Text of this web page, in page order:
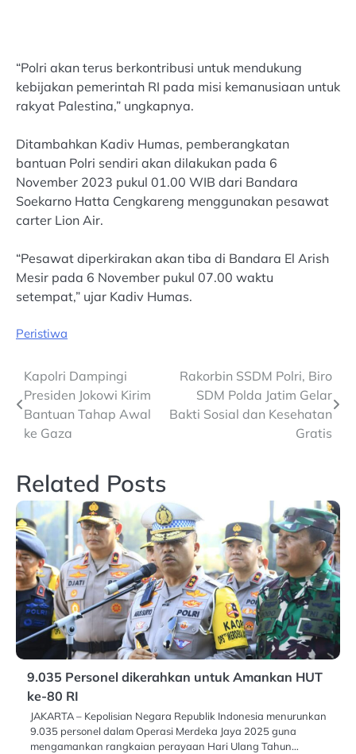
“Polri akan terus berkontribusi untuk mendukung
kebijakan pemerintah RI pada misi kemanusiaan untuk
rakyat Palestina,” ungkapnya.
Ditambahkan Kadiv Humas, pemberangkatan
bantuan Polri sendiri akan dilakukan pada 6
November 2023 pukul 01.00 WIB dari Bandara
Soekarno Hatta Cengkareng menggunakan pesawat
carter Lion Air.
“Pesawat diperkirakan akan tiba di Bandara El Arish
Mesir pada 6 November pukul 07.00 waktu
setempat,” ujar Kadiv Humas.
Peristiwa
Post
navigation
Kapolri Dampingi
Presiden Jokowi Kirim
Bantuan Tahap Awal
ke Gaza
Rakorbin SSDM Polri, Biro
SDM Polda Jatim Gelar
Bakti Sosial dan Kesehatan
Gratis
Related Posts
9.035 Personel dikerahkan untuk Amankan HUT
ke-80 RI
JAKARTA – Kepolisian Negara Republik Indonesia menurunkan
9.035 personel dalam Operasi Merdeka Jaya 2025 guna
mengamankan rangkaian perayaan Hari Ulang Tahun…